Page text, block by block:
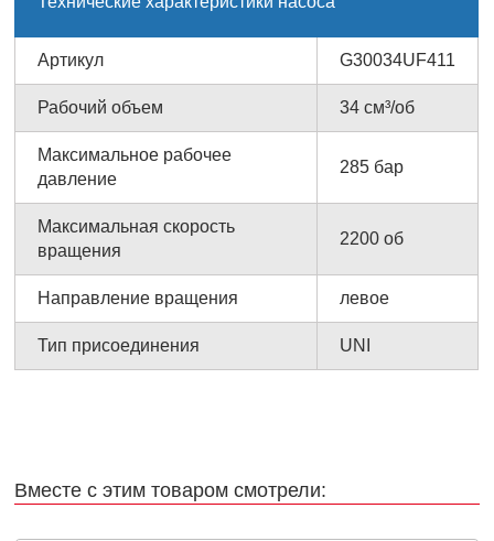
Артикул G30034UF411
Рабочий объем 34 см³/об
Максимальное рабочее
давление
285 бар
Максимальная скорость
вращения
2200 об
Направление вращения левое
Тип присоединения UNI
Вместе с этим товаром смотрели: